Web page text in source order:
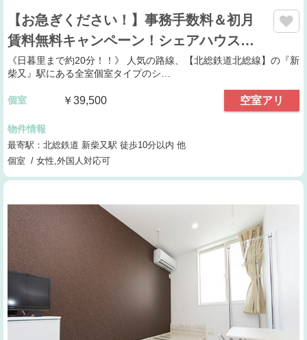
【お急ぎください！】事務手数料＆初月
賃料無料キャンペーン！シェアハウス…
《日暮里まで約20分！！》 人気の路線、【北総鉄道北総線】の『新
柴又』駅にある全室個室タイプのシ…
個室 ￥39,500 空室アリ
物件情報
最寄駅：北総鉄道 新柴又駅 徒歩10分以内 他
個室 / 女性,外国人対応可